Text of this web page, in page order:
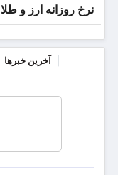
نرخ روزانه ارز و طلا
آخرین خبرها